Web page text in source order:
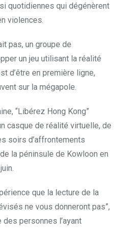
quotidiennes qui dégénèrent
violences.
pas, un groupe de
un jeu utilisant la réalité
d’être en première ligne,
sur la mégapole.
“Libérez Hong Kong”
casque de réalité virtuelle, de
soirs d’affrontements
la péninsule de Kowloon en
que la lecture de la
ne vous donneront pas”,
des personnes l’ayant